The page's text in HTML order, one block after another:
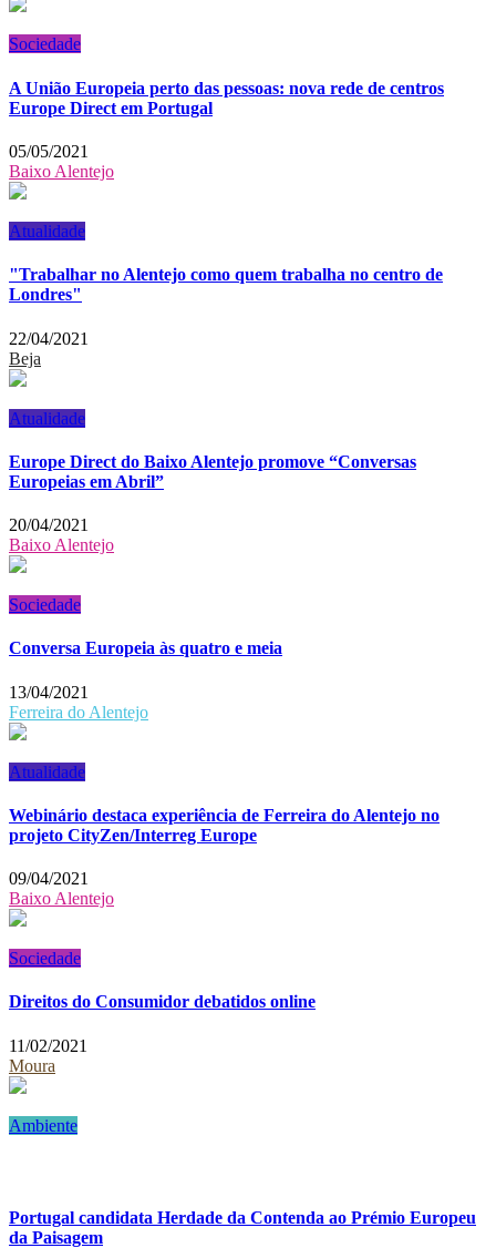
Sociedade
A União Europeia perto das pessoas: nova rede de centros
Europe Direct em Portugal
05/05/2021
Baixo Alentejo
Atualidade
"Trabalhar no Alentejo como quem trabalha no centro de
Londres"
22/04/2021
Beja
Atualidade
Europe Direct do Baixo Alentejo promove “Conversas
Europeias em Abril”
20/04/2021
Baixo Alentejo
Sociedade
Conversa Europeia às quatro e meia
13/04/2021
Ferreira do Alentejo
Atualidade
Webinário destaca experiência de Ferreira do Alentejo no
projeto CityZen/Interreg Europe
09/04/2021
Baixo Alentejo
Sociedade
Direitos do Consumidor debatidos online
11/02/2021
Moura
Ambiente
Portugal candidata Herdade da Contenda ao Prémio Europeu
da Paisagem